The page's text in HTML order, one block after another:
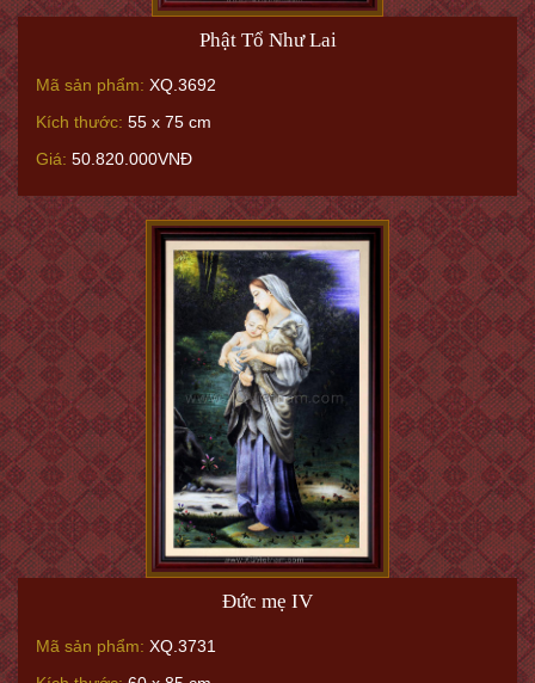
Phật Tổ Như Lai
Mã sản phẩm: XQ.3692
Kích thước: 55 x 75 cm
Giá: 50.820.000VNĐ
Đức mẹ IV
Mã sản phẩm: XQ.3731